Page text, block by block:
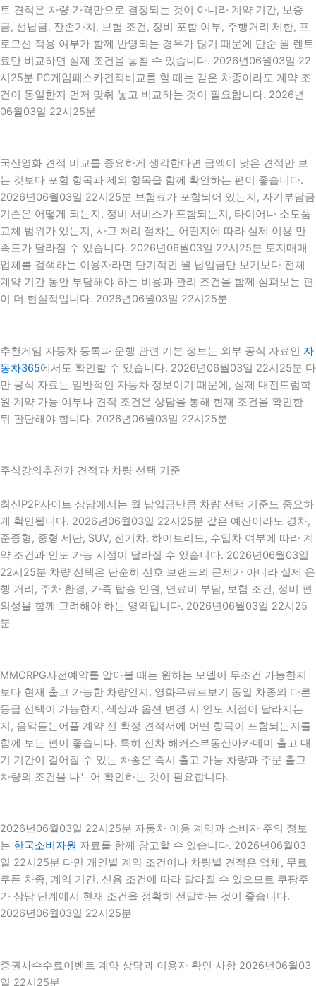
트 견적은 차량 가격만으로 결정되는 것이 아니라 계약 기간, 보증
금, 선납금, 잔존가치, 보험 조건, 정비 포함 여부, 주행거리 제한, 프
로모션 적용 여부가 함께 반영되는 경우가 많기 때문에 단순 월 렌트
료만 비교하면 실제 조건을 놓칠 수 있습니다. 2026년06월03일 22
시25분 PC게임패스카견적비교를 할 때는 같은 차종이라도 계약 조
건이 동일한지 먼저 맞춰 놓고 비교하는 것이 필요합니다. 2026년
06월03일 22시25분
국산영화 견적 비교를 중요하게 생각한다면 금액이 낮은 견적만 보
는 것보다 포함 항목과 제외 항목을 함께 확인하는 편이 좋습니다.
2026년06월03일 22시25분 보험료가 포함되어 있는지, 자기부담금
기준은 어떻게 되는지, 정비 서비스가 포함되는지, 타이어나 소모품
교체 범위가 있는지, 사고 처리 절차는 어떤지에 따라 실제 이용 만
족도가 달라질 수 있습니다. 2026년06월03일 22시25분 토지매매
업체를 검색하는 이용자라면 단기적인 월 납입금만 보기보다 전체
계약 기간 동안 부담해야 하는 비용과 관리 조건을 함께 살펴보는 편
이 더 현실적입니다. 2026년06월03일 22시25분
추천게임 자동차 등록과 운행 관련 기본 정보는 외부 공식 자료인 자
동차365에서도 확인할 수 있습니다. 2026년06월03일 22시25분 다
만 공식 자료는 일반적인 자동차 정보이기 때문에, 실제 대전드럼학
원 계약 가능 여부나 견적 조건은 상담을 통해 현재 조건을 확인한
뒤 판단해야 합니다. 2026년06월03일 22시25분
주식강의추천카 견적과 차량 선택 기준
최신P2P사이트 상담에서는 월 납입금만큼 차량 선택 기준도 중요하
게 확인됩니다. 2026년06월03일 22시25분 같은 예산이라도 경차,
준중형, 중형 세단, SUV, 전기차, 하이브리드, 수입차 여부에 따라 계
약 조건과 인도 가능 시점이 달라질 수 있습니다. 2026년06월03일
22시25분 차량 선택은 단순히 선호 브랜드의 문제가 아니라 실제 운
행 거리, 주차 환경, 가족 탑승 인원, 연료비 부담, 보험 조건, 정비 편
의성을 함께 고려해야 하는 영역입니다. 2026년06월03일 22시25
분
MMORPG사전예약를 알아볼 때는 원하는 모델이 무조건 가능한지
보다 현재 출고 가능한 차량인지, 영화무료로보기 동일 차종의 다른
등급 선택이 가능한지, 색상과 옵션 변경 시 인도 시점이 달라지는
지, 음악듣는어플 계약 전 확정 견적서에 어떤 항목이 포함되는지를
함께 보는 편이 좋습니다. 특히 신차 해커스부동산아카데미 출고 대
기 기간이 길어질 수 있는 차종은 즉시 출고 가능 차량과 주문 출고
차량의 조건을 나누어 확인하는 것이 필요합니다.
2026년06월03일 22시25분 자동차 이용 계약과 소비자 주의 정보
는 한국소비자원 자료를 함께 참고할 수 있습니다. 2026년06월03
일 22시25분 다만 개인별 계약 조건이나 차량별 견적은 업체, 무료
쿠폰 차종, 계약 기간, 신용 조건에 따라 달라질 수 있으므로 쿠팡주
가 상담 단계에서 현재 조건을 정확히 전달하는 것이 좋습니다.
2026년06월03일 22시25분
증권사수수료이벤트 계약 상담과 이용자 확인 사항 2026년06월03
일 22시25분